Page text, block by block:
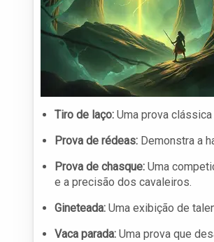
Tiro de laço: Uma prova
Prova de rédeas: Demonstra a
Prova de chasque: Uma
e a precisão dos cavaleiros.
Gineteada: Uma exibição de
Vaca parada: Uma prova que